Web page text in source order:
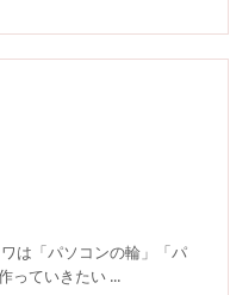
は「パソコンの輪」「パ
っていきたい ...